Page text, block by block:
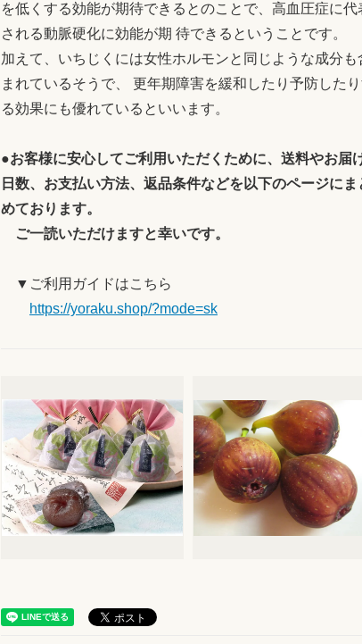
を低くする効能が期待できるとのことで、高血圧症に代
される動脈硬化に効能が期 待できるということです。
加えて、いちじくには女性ホルモンと同じような成分も
まれているそうで、 更年期障害を緩和したり予防した
る効果にも優れているといいます。
●お客様に安心してご利用いただくために、送料やお届
日数、お支払い方法、返品条件などを以下のページにま
めております。
ご一読いただけますと幸いです。
▼ご利用ガイドはこちら
https://yoraku.shop/?mode=sk